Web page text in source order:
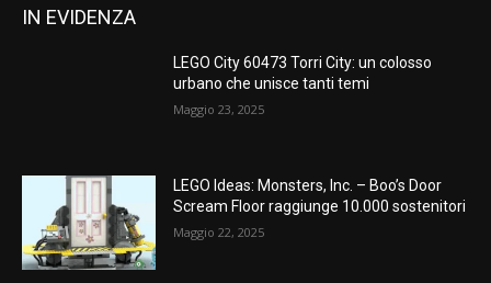
IN EVIDENZA
LEGO City 60473 Torri City: un colosso
urbano che unisce tanti temi
Maggio 23, 2025
LEGO Ideas: Monsters, Inc. – Boo’s Door
Scream Floor raggiunge 10.000 sostenitori
Maggio 22, 2025